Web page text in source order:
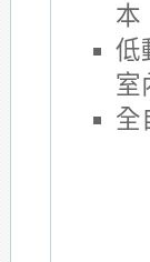
本
低
室
全